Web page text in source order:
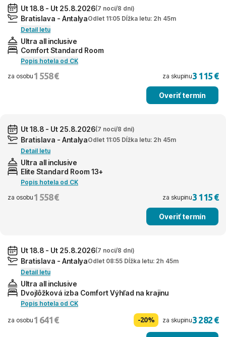
Ut 18.8 - Ut 25.8.2026(7 nocí/8 dní)
Bratislava - AntalyaOdlet 11:05 Dĺžka letu: 2h 45m
Detail letu
Ultra all inclusive
Comfort Standard Room
Popis hotela od CK
za osobu 1 558 € za skupinu3 115 €
Overiť termín
Ut 18.8 - Ut 25.8.2026(7 nocí/8 dní)
Bratislava - AntalyaOdlet 11:05 Dĺžka letu: 2h 45m
Detail letu
Ultra all inclusive
Elite Standard Room 13+
Popis hotela od CK
za osobu 1 558 € za skupinu3 115 €
Overiť termín
Ut 18.8 - Ut 25.8.2026(7 nocí/8 dní)
Bratislava - AntalyaOdlet 08:55 Dĺžka letu: 2h 45m
Detail letu
Ultra all inclusive
Dvojlôžková izba Comfort Výhľad na krajinu
Popis hotela od CK
za osobu 1 641 € -20% za skupinu3 282 €